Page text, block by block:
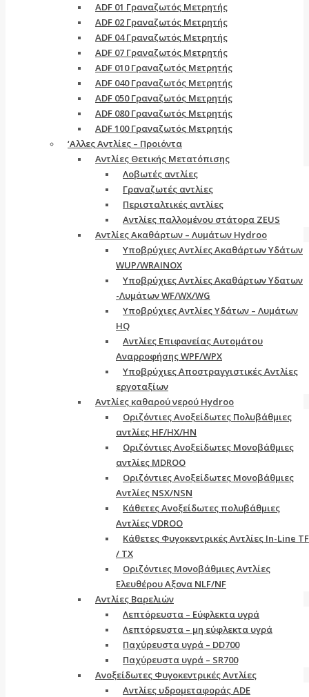
ADF 01 Γραναζωτός Μετρητής
ADF 02 Γραναζωτός Μετρητής
ADF 04 Γραναζωτός Μετρητής
ADF 07 Γραναζωτός Μετρητής
ADF 010 Γραναζωτός Μετρητής
ADF 040 Γραναζωτός Μετρητής
ADF 050 Γραναζωτός Μετρητής
ADF 080 Γραναζωτός Μετρητής
ADF 100 Γραναζωτός Μετρητής
‘Αλλες Αντλίες – Προιόντα
Αντλίες Θετικής Μετατόπισης
Λοβωτές αντλίες
Γραναζωτές αντλίες
Περισταλτικές αντλίες
Αντλίες παλλομένου στάτορα ZEUS
Aντλίες Ακαθάρτων – Λυμάτων Hydroo
Υποβρύχιες Αντλίες Ακαθάρτων Υδάτων
WUP/WRAINOX
Υποβρύχιες Αντλίες Ακαθάρτων Υδατων
-Λυμάτων WF/WX/WG
Yποβρύχιες Αντλίες Υδάτων – Λυμάτων
ΗQ
Aντλίες Επιφανείας Αυτομάτου
Αναρροφήσης WPF/WPX
Υποβρύχιες Αποστραγγιστικές Αντλίες
εργοταξίων
Aντλίες καθαρού νερού Ηydroo
Οριζόντιες Ανοξείδωτες Πολυβάθμιες
αντλίες ΗF/HX/HN
Οριζόντιες Ανοξείδωτες Μονοβάθμιες
αντλίες ΜDROO
Οριζόντιες Ανοξείδωτες Μονοβάθμιες
Αντλίες ΝSX/NSN
Κάθετες Ανοξείδωτες πολυβάθμιες
Αντλίες VDROO
Κάθετες Φυγοκεντρικές Αντλίες In-Line TF
/ TX
Oριζόντιες Μονοβάθμιες Αντλίες
Ελευθέρου Αξονα NLF/NF
Αντλίες Βαρελιών
Λεπτόρευστα – Εύφλεκτα υγρά
Λεπτόρευστα – μη εύφλεκτα υγρά
Παχύρευστα υγρά – DD700
Παχύρευστα υγρά – SR700
Ανοξείδωτες Φυγοκεντρικές Αντλίες
Αντλίες υδρομεταφοράς ADE